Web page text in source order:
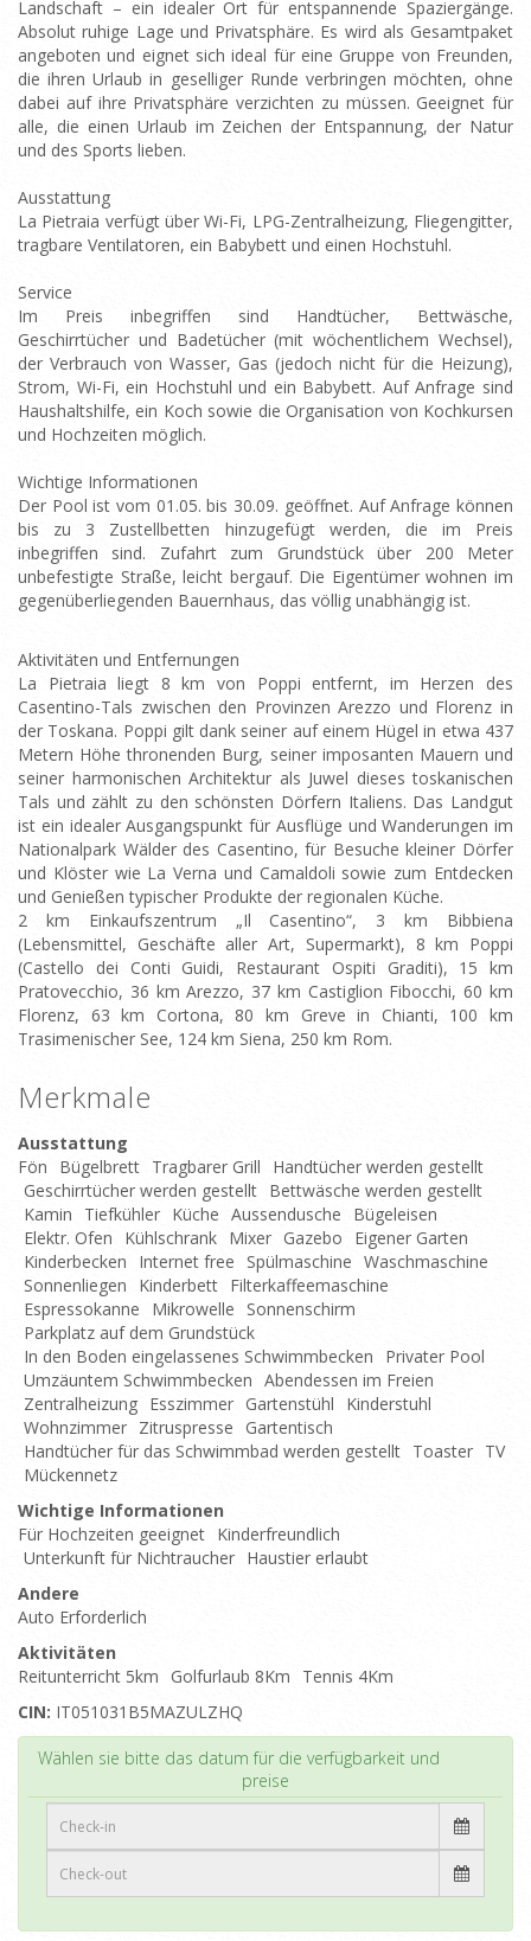
Landschaft – ein idealer Ort für entspannende Spaziergänge.
Absolut ruhige Lage und Privatsphäre. Es wird als Gesamtpaket
angeboten und eignet sich ideal für eine Gruppe von Freunden,
die ihren Urlaub in geselliger Runde verbringen möchten, ohne
dabei auf ihre Privatsphäre verzichten zu müssen. Geeignet für
alle, die einen Urlaub im Zeichen der Entspannung, der Natur
und des Sports lieben.
Ausstattung
La Pietraia verfügt über Wi-Fi, LPG-Zentralheizung, Fliegengitter,
tragbare Ventilatoren, ein Babybett und einen Hochstuhl.
Service
Im Preis inbegriffen sind Handtücher, Bettwäsche,
Geschirrtücher und Badetücher (mit wöchentlichem Wechsel),
der Verbrauch von Wasser, Gas (jedoch nicht für die Heizung),
Strom, Wi-Fi, ein Hochstuhl und ein Babybett. Auf Anfrage sind
Haushaltshilfe, ein Koch sowie die Organisation von Kochkursen
und Hochzeiten möglich.
Wichtige Informationen
Der Pool ist vom 01.05. bis 30.09. geöffnet. Auf Anfrage können
bis zu 3 Zustellbetten hinzugefügt werden, die im Preis
inbegriffen sind. Zufahrt zum Grundstück über 200 Meter
unbefestigte Straße, leicht bergauf. Die Eigentümer wohnen im
gegenüberliegenden Bauernhaus, das völlig unabhängig ist.
Aktivitäten und Entfernungen
La Pietraia liegt 8 km von Poppi entfernt, im Herzen des
Casentino-Tals zwischen den Provinzen Arezzo und Florenz in
der Toskana. Poppi gilt dank seiner auf einem Hügel in etwa 437
Metern Höhe thronenden Burg, seiner imposanten Mauern und
seiner harmonischen Architektur als Juwel dieses toskanischen
Tals und zählt zu den schönsten Dörfern Italiens. Das Landgut
ist ein idealer Ausgangspunkt für Ausflüge und Wanderungen im
Nationalpark Wälder des Casentino, für Besuche kleiner Dörfer
und Klöster wie La Verna und Camaldoli sowie zum Entdecken
und Genießen typischer Produkte der regionalen Küche.
2 km Einkaufszentrum „Il Casentino“, 3 km Bibbiena
(Lebensmittel, Geschäfte aller Art, Supermarkt), 8 km Poppi
(Castello dei Conti Guidi, Restaurant Ospiti Graditi), 15 km
Pratovecchio, 36 km Arezzo, 37 km Castiglion Fibocchi, 60 km
Florenz, 63 km Cortona, 80 km Greve in Chianti, 100 km
Trasimenischer See, 124 km Siena, 250 km Rom.
Merkmale
Ausstattung
Fön
Bügelbrett Tragbarer Grill
Handtücher werden gestellt
Geschirrtücher werden gestellt Bettwäsche werden gestellt
Kamin
Tiefkühler Küche Aussendusche
Bügeleisen
Elektr. Ofen
Kühlschrank Mixer Gazebo
Eigener Garten
Kinderbecken
Internet free Spülmaschine Waschmaschine
Sonnenliegen
Kinderbett Filterkaffeemaschine
Espressokanne
Mikrowelle
Sonnenschirm
Parkplatz auf dem Grundstück
In den Boden eingelassenes Schwimmbecken
Privater Pool
Umzäuntem Schwimmbecken Abendessen im Freien
Zentralheizung Esszimmer Gartenstühl
Kinderstuhl
Wohnzimmer Zitruspresse
Gartentisch
Handtücher für das Schwimmbad werden gestellt Toaster TV
Mückennetz
Wichtige Informationen
Für Hochzeiten geeignet Kinderfreundlich
Unterkunft für Nichtraucher Haustier erlaubt
Andere
Auto Erforderlich
Aktivitäten
Reitunterricht 5km Golfurlaub 8Km
Tennis 4Km
CIN: IT051031B5MAZULZHQ
Wählen sie bitte das datum für die verfügbarkeit und
preise